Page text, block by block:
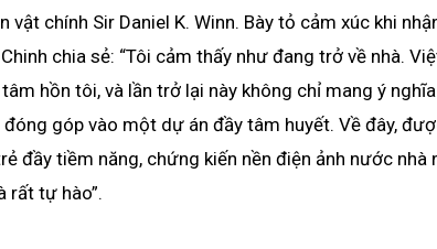
vật chính Sir Daniel K. Winn. Bày tỏ cảm xúc khi
chia sẻ: “Tôi cảm thấy như đang trở về nhà.
hồn tôi, và lần trở lại này không chỉ mang ý
góp vào một dự án đầy tâm huyết. Về đây,
đầy tiềm năng, chứng kiến nền điện ảnh nước nhà
rất tự hào”.